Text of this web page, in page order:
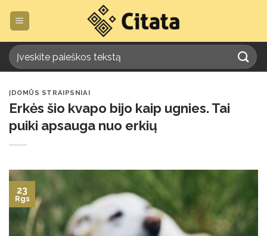
ĮDOMŪS STRAIPSNIAI
Erkės šio kvapo bijo kaip ugnies. Tai
puiki apsauga nuo erkių
23
Rgs